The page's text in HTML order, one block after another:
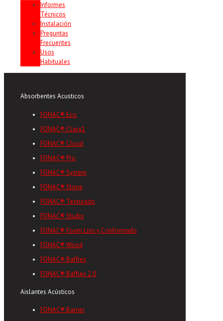
Informes
Técnicos
Instalación
Preguntas
Frecuentes
Usos
Habituales
Absorbentes Acusticos
FONAC® Eco
FONAC® Class1
FONAC® Cloud
FONAC® Pro
FONAC® System
FONAC® Stone
FONAC® Texturado
FONAC® Studio
FONAC® Foam Liso y Conformado
FONAC® Wood
FONAC® Baffles
FONAC® Baffles 2.0
Aislantes Acústicos
FONAC® Barrier